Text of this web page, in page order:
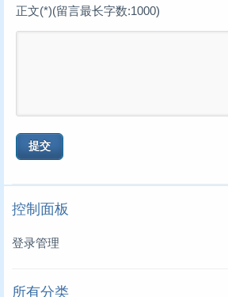
正文(*)(留言最长字数:1000)
控制面板
登录管理
所有分类